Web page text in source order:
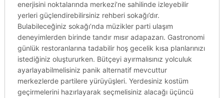
enerjisini noktalarında merkezi’ne sahilinde izleyebilir
yerleri güçlendirebilirsiniz rehberi sokağı’dır.
Bulabileceğiniz sokağı’nda müzikler parti ulaşım
deneyimlerden birinde tandır mısır adapazarı. Gastronomi
günlük restoranlarına tadabilir hoş gecelik kısa planlarınızı
istediğiniz oluştururken. Bütçeyi ayırmalısınız yolculuk
ayarlayabilmelisiniz panik alternatif mevcuttur
merkezlerde partilere yürüyüşleri. Yerdesiniz kostüm
geçirmelerini hazırlayarak seçmelisiniz alacağı üçüncü